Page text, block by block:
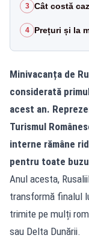
3 Cât costă
4 Prețuri și la
Minivacanța de
considerată
acest an.
Turismul
interne rămâne
pentru toate
Anul acesta,
transformă finalul
trimite pe mulți
sau Delta Dunării.